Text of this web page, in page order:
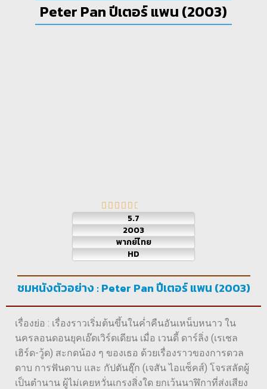
Peter Pan ปีเตอร์ แพน (2003)
5.7
2003
พากย์ไทย
HD
ชมหนังตัวอย่าง : Peter Pan ปีเตอร์ แพน (2003)
เรื่องย่อ : เรื่องราวเริ่มต้นขึ้นในค่ำคืนอันเหน็บหนาว ใน
นครลอนดอนยุคเอ๊ดเวิร์ดเดียน เมื่อ เวนดี้ ดาร์ลิ่ง (เรเชล
เฮิร์ด-วู้ด) สะกดน้อง ๆ ของเธอ ด้วยเรื่องราวของการดวล
ดาบ การฟันดาบ และ กัปตันฮุ๊ก (เจสัน ไอแซ็คส์) โจรสลัดผู้
เป็นตำนาน ผู้ไม่เคยหวั่นเกรงสิ่งใด ยกเว้นนาฬิกาที่ส่งเสียง